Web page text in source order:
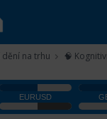
na trhu 🧠